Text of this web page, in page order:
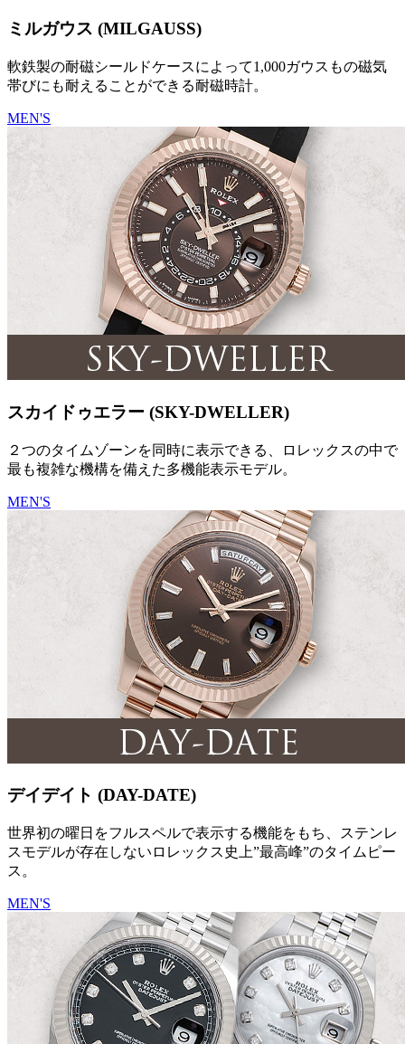
ミルガウス (MILGAUSS)
軟鉄製の耐磁シールドケースによって1,000ガウスもの磁気
帯びにも耐えることができる耐磁時計。
MEN'S
スカイドゥエラー (SKY-DWELLER)
２つのタイムゾーンを同時に表示できる、ロレックスの中で
最も複雑な機構を備えた多機能表示モデル。
MEN'S
デイデイト (DAY-DATE)
世界初の曜日をフルスペルで表示する機能をもち、ステンレ
スモデルが存在しないロレックス史上”最高峰”のタイムピー
ス。
MEN'S